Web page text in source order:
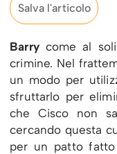
Salva l'articolo
Barrycome al
crimine. Nel
un modo per
sfruttarlo per
che Cisco non
cercando questa
per un patto